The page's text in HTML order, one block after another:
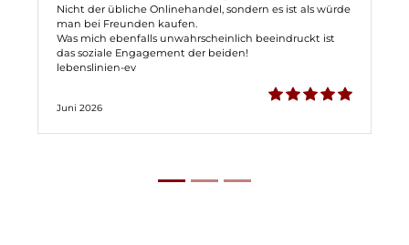
Nicht der übliche Onlinehandel, sondern es ist als würde
man bei Freunden kaufen.
Was mich ebenfalls unwahrscheinlich beeindruckt ist
das soziale Engagement der beiden!
lebenslinien-ev
Juni 2026